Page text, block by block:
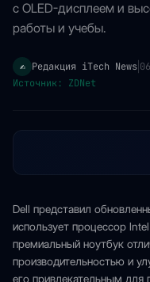
с OLED-дисплеем и
работы и учебы.
✍️ Редакция iTech News
Источник: ZDNet
Dell представил
использует процессор
премиальный ноутбук
производительностью и
его привлекательным для